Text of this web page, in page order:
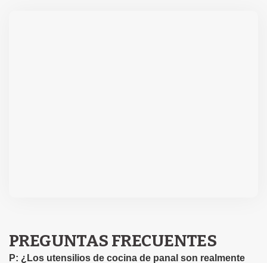
PREGUNTAS FRECUENTES
P: ¿Los utensilios de cocina de panal son realmente